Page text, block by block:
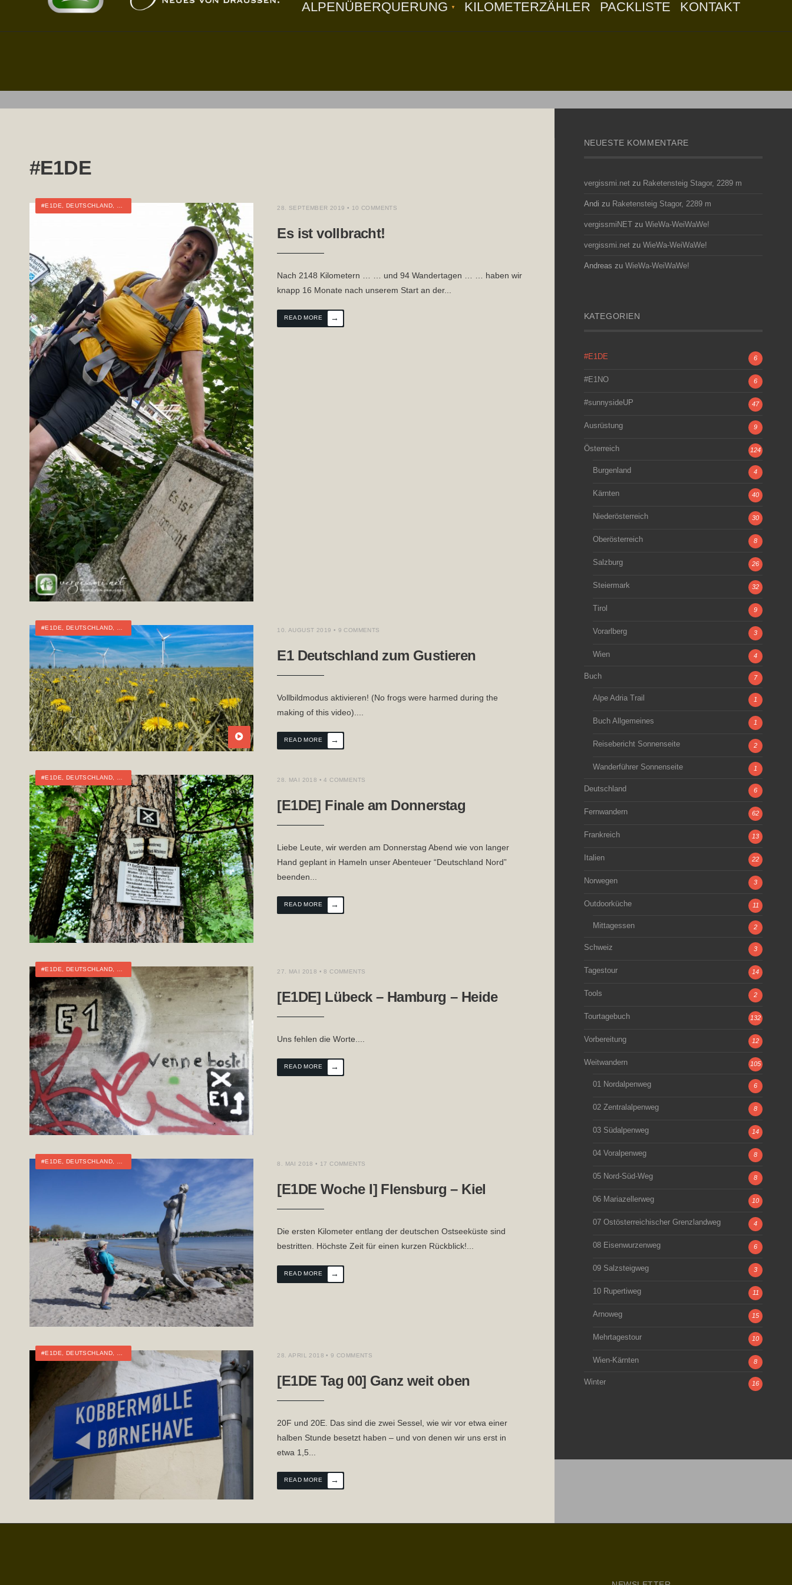
ALPENÜBERQUERUNG KILOMETERZÄHLER PACKLISTE KONTAKT
#E1DE
#E1DE DEUTSCHLAND TOURTAGEBUCH 28. SEPTEMBER 2019 • 10 COMMENTS
Es ist vollbracht!
Nach 2148 Kilometern … … und 94 Wandertagen … … haben wir
knapp 16 Monate nach unserem Start an der...
READ MORE →
#E1DE, DEUTSCHLAND, FERNWANDERN TOURTAGEBUCH 10. AUGUST 2019 • 9 COMMENTS
E1 Deutschland zum Gustieren
Vollbildmodus aktivieren! (No frogs were harmed during the
making of this video)....
READ MORE →
#E1DE DEUTSCHLAND FERNWANDERN,TOURTAGEBUCH 28. MAI 2018 • 4 COMMENTS
[E1DE] Finale am Donnerstag
Liebe Leute, wir werden am Donnerstag Abend wie von langer
Hand geplant in Hameln unser Abenteuer “Deutschland Nord”
beenden
READ MORE →
#E1DE, DEUTSCHLAND, FERNWANDERN TOURTAGEBUCH 27. MAI 2018 • 8 COMMENTS
[E1DE] Lübeck – Hamburg – Heide
Uns fehlen die Worte....
READ MORE →
#E1DE DEUTSCHLAND FERNWANDERN 8. MAI 2018 • 17 COMMENTS
[E1DE Woche I] Flensburg – Kiel
Die ersten Kilometer entlang der deutschen Ostseeküste sind
bestritten. Höchste Zeit für einen kurzen Rückblick!
READ MORE →
#E1DE DEUTSCHLAND FERNWANDERN, TOURTAGEBUCH 28. APRIL 2018 • 9 COMMENTS
[E1DE Tag 00] Ganz weit oben
20F und 20E. Das sind die zwei Sessel, wie wir vor etwa einer
halben Stunde besetzt haben – und von denen wir uns erst in
etwa 1,5
READ MORE →
NEUESTE KOMMENTARE
vergissmi.netzu Raketensteig Stagor, 2289 m
Andi zu Raketensteig Stagor, 2289 m
vergissmiNET zu WieWa-WeiWaWe!
vergissmi.netzu WieWa-WeiWaWe!
Andreas zu WieWa-WeiWaWe!
KATEGORIEN
#E1DE 6
#E1NO 6
#sunnysideUP 47
Ausrüstung 9
Österreich 124
Burgenland 4
Kärnten 40
Niederösterreich 30
Oberösterreich 8
Salzburg 26
Steiermark 32
Tirol 9
Vorarlberg 3
Wien 4
Buch 7
Alpe Adria Trail 1
Buch Allgemeines 1
Reisebericht Sonnenseite 2
Wanderführer Sonnenseite 1
Deutschland 6
Fernwandern 62
Frankreich 13
Italien 22
Norwegen 3
Outdoorküche 11
Mittagessen 2
Schweiz 3
Tagestour 14
Tools 2
Tourtagebuch 132
Vorbereitung 12
Weitwandern 105
01 Nordalpenweg 6
02 Zentralalpenweg 8
03 Südalpenweg 14
04 Voralpenweg 8
05 Nord-Süd-Weg 8
06 Mariazellerweg 10
07 Ostösterreichischer Grenzlandweg 4
08 Eisenwurzenweg 6
09 Salzsteigweg 3
10 Rupertiweg 11
Arnoweg 15
Mehrtagestour 10
Wien-Kärnten 8
Winter 16